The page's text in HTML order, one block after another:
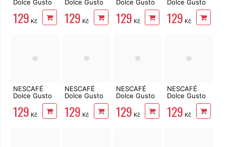
Dolce Gusto
Cappuccino
8+8 ks
129 Kč
Dolce Gusto
Macchiato
8+8 ks
129 Kč
Dolce Gusto
Caffe Lungo
16 ks
129 Kč
Dolce Gusto
Chococino
8+8 ks
129 Kč
NESCAFÉ
Dolce Gusto
Café au Lait
16 ks
129 Kč
NESCAFÉ
Dolce Gusto
Nesquik 16
ks
129 Kč
NESCAFÉ
Dolce Gusto
Espresso
Macchiato 16
129 Kč
NESCAFÉ
Dolce Gusto
Macchiato
Caramel 8+8
129 Kč